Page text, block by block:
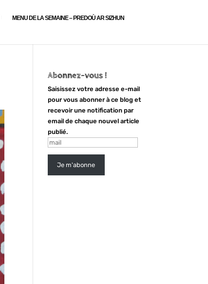
MENU DE LA SEMAINE – PREDOÙ AR SIZHUN
Abonnez-vous !
Saisissez votre adresse e-mail
pour vous abonner à ce blog et
recevoir une notification par
email de chaque nouvel article
publié.
mail
Je m'abonne